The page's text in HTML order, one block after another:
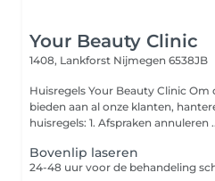
Your Beauty Clinic
1408, Lankforst Nijmegen 6538JB
Huisregels Your Beauty Clinic Om de beste service te kunnen
bieden aan al onze klanten,
huisregels: 1. Afspraken annuleren
Bovenlip laseren